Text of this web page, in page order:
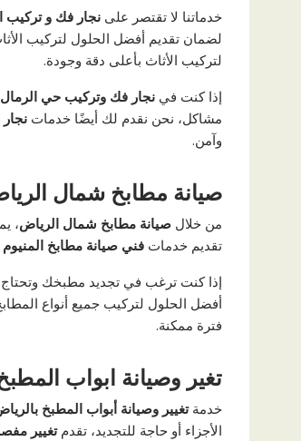
خدماتنا لا تقتصر على نجار فك و
لضمان تقديم أفضل الحلول لتركيب
لتركيب الأثاث بأعلى دقة وجودة.
إذا كنت في نجار فك وتركيب حي الرمال
مشاكل، نحن نقدم لك أيضًا خدمات
وآمن.
صيانة مطابخ شمال
من خلال صيانة مطابخ شمال الرياض،
تقديم خدمات فني صيانة مطابخ
إذا كنت ترغب في تجديد مطبخك
أفضل الحلول لتركيب جميع أنواع
فترة ممكنة.
تغير وصيانة ابواب
خدمةتغيير وصيانة أبواب المطبخ
الأجزاء أو حاجة للتجديد، تقدمتغيير